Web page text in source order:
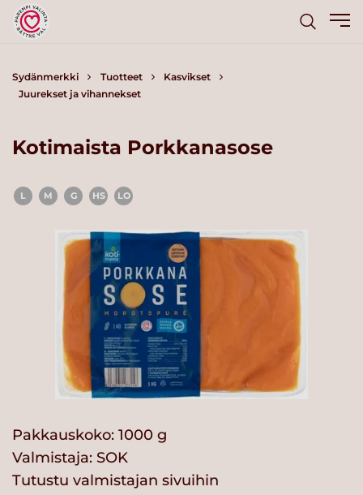
Sydänmerkki Tuotteet
Kasvikset
Juurekset ja vihannekset
Kotimaista Porkkanasose
L M G HS LO
Pakkauskoko: 1000 g
Valmistaja: SOK
Tutustu valmistajan sivuihin